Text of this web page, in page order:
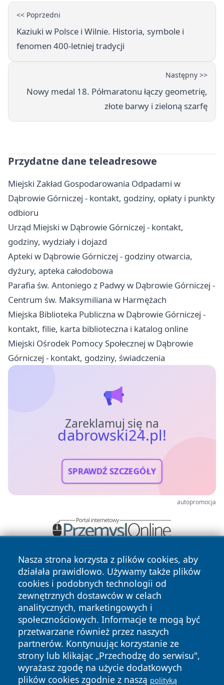
<< Poprzedni
Kaziuki w Polsce i Wilnie. Historia, symbole i
fenomen 400-letniej tradycji
Następny >>
Nowy medal 18. Półmaratonu łączy geometrię,
złote barwy i zieloną szarfę
Przydatne dane teleadresowe
Miejski Zakład Gospodarowania Odpadami w
Dąbrowie Górniczej - kontakt, godziny, opłaty i punkty
odbioru
Urząd Miejski w Dąbrowie Górniczej - kontakt,
godziny, wydziały i dojazd
Apteki w Dąbrowie Górniczej - godziny otwarcia,
dyżury, apteka całodobowa
Parafia św. Antoniego z Padwy w Dąbrowie Górniczej -
Centrum św. Maksymiliana w Harmężach
Miejska Biblioteka Publiczna w Dąbrowie Górniczej -
kontakt, filie, karta biblioteczna i katalog online
Miejski Ośrodek Pomocy Społecznej w Dąbrowie
Górniczej - kontakt, godziny, świadczenia
Zareklamuj się na
dabrowski24.pl!
SPRAWDŹ SZCZEGÓŁY
autopromocja
Nasza strona korzysta z plików cookies, aby
działała prawidłowo. Używamy także plików
cookies i podobnych technologii od
zewnętrznych dostawców w celach
analitycznych, marketingowych i
społecznościowych. Informacje te mogą być
przetwarzane również przez naszych
partnerów. Kontynuując korzystanie ze
strony lub klikając „Przechodzę do serwisu",
wyrażasz zgodę na użycie dodatkowych
plików cookies zgodnie z naszą polityką
Copyright © 2026 dabrowski24.pl Wszystkie prawa
zastrzeżone.
News Autorzy
Polityka
Prywatności
Polityka
Cookies